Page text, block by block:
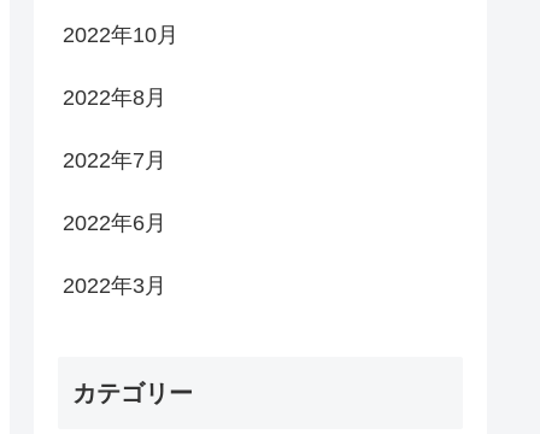
2022年10月
2022年8月
2022年7月
2022年6月
2022年3月
カテゴリー